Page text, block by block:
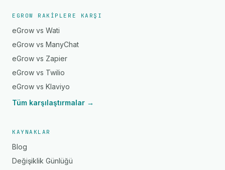
EGROW RAKIPLERE KARŞI
eGrow vs Wati
eGrow vs ManyChat
eGrow vs Zapier
eGrow vs Twilio
eGrow vs Klaviyo
Tüm karşılaştırmalar →
KAYNAKLAR
Blog
Değişiklik Günlüğü